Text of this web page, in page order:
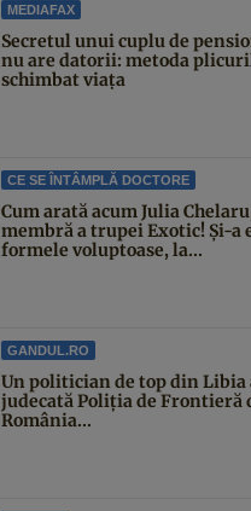
MEDIAFAX
Secretul unui cuplu de
nu are datorii: metoda
schimbat viața
CE SE ÎNTÂMPLĂ DOCTORE
Cum arată acum Julia
membră a trupei Exotic! Și-a
formele voluptoase, la...
GANDUL.RO
Un politician de top din Libia
judecată Poliția de Frontieră
România...